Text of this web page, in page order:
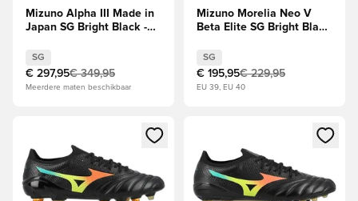
Mizuno Alpha III Made in
Japan SG Bright Black -
SG
€ 297,95€ 349,95
Meerdere maten beschikbaar
Mizuno Morelia Neo V
Beta Elite SG Bright Black
SG
€ 195,95€ 229,95
EU 39, EU 40
Opent een venster om in te loggen of je aan te melden als
Opent een venster om in te